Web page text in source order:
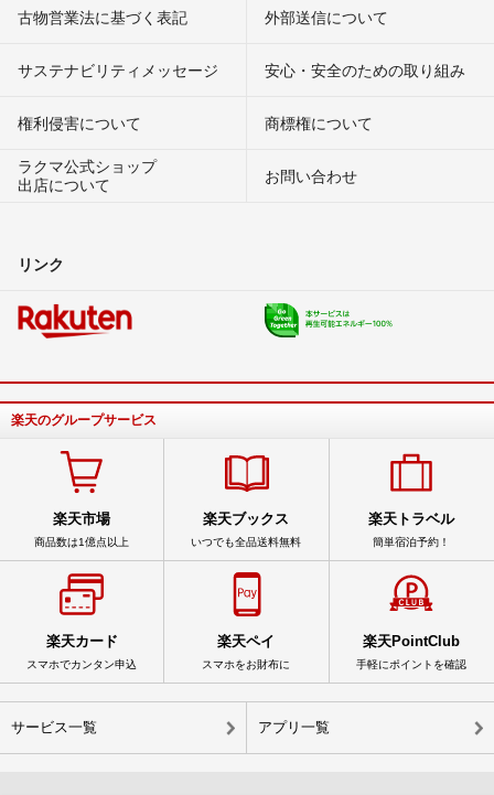
古物営業法に基づく表記 外部送信について
サステナビリティメッセージ 安心・安全のための取り組み
権利侵害について
商標権について
ラクマ公式ショップ
出店について
お問い合わせ
リンク
楽天のグループサービス
楽天市場
商品数は1億点以上
楽天ブックス
いつでも全品送料無料
楽天トラベル
簡単宿泊予約！
楽天カード
スマホでカンタン申込
楽天ペイ
スマホをお財布に
楽天PointClub
手軽にポイントを確認
サービス一覧 アプリ一覧